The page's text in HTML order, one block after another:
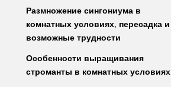
Размножение сингониума в
комнатных условиях, пересадка и
возможные трудности
Особенности выращивания
строманты в комнатных условиях